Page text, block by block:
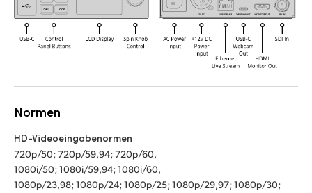
Normen
HD-Videoeingabenormen
720p/50; 720p/59,94; 720p/60,
1080i/50; 1080i/59,94; 1080i/60,
1080p/23,98; 1080p/24; 1080p/25; 1080p/29,97; 1080p/30;